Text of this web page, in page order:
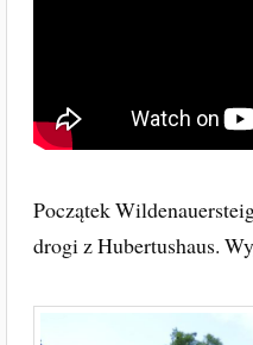
Początek
drogi z Hubertushaus.